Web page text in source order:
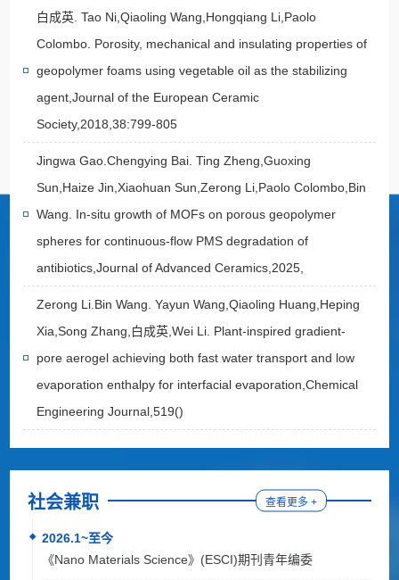
白成英. Tao Ni,Qiaoling Wang,Hongqiang Li,Paolo
Colombo. Porosity, mechanical and insulating properties of
geopolymer foams using vegetable oil as the stabilizing
agent,Journal of the European Ceramic
Society,2018,38:799-805
Jingwa Gao.Chengying Bai. Ting Zheng,Guoxing
Sun,Haize Jin,Xiaohuan Sun,Zerong Li,Paolo Colombo,Bin
Wang. In-situ growth of MOFs on porous geopolymer
spheres for continuous-flow PMS degradation of
antibiotics,Journal of Advanced Ceramics,2025,
Zerong Li.Bin Wang. Yayun Wang,Qiaoling Huang,Heping
Xia,Song Zhang,白成英,Wei Li. Plant-inspired gradient-
pore aerogel achieving both fast water transport and low
evaporation enthalpy for interfacial evaporation,Chemical
Engineering Journal,519()
社会兼职 查看更多 +
2026.1~至今
《Nano Materials Science》(ESCI)期刊青年编委